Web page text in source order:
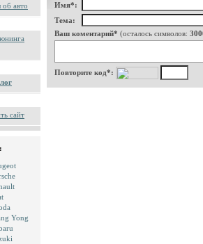
об авто
сайт
Yong
Имя*:
Тема:
Ваш коментарий* (осталось символов:
Повторите код*: